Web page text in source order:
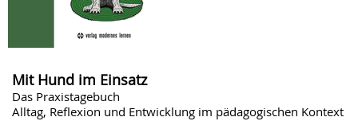
Mit Hund im Einsatz
Das Praxistagebuch
Alltag, Reflexion und Entwicklung im pädagogischen Kontext